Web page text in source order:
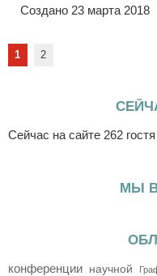
Создано 23 марта 2018
1 2
Сейчас на сайте 262
МЫ В
конференции научной